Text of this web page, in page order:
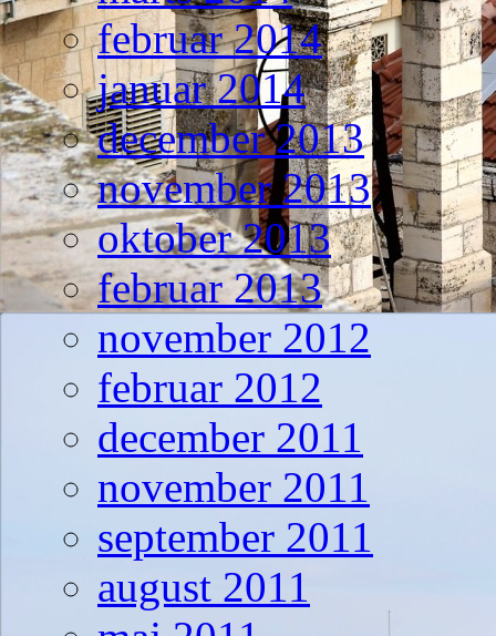
februar 2014
januar 2014
december 2013
november 2013
oktober 2013
februar 2013
november 2012
februar 2012
december 2011
november 2011
september 2011
august 2011